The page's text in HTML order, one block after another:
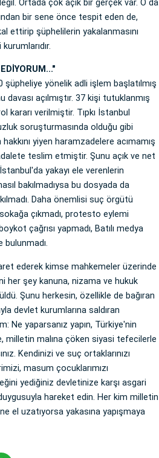
Ortada çok açık bir gerçek var. O da
bir sene önce tespit eden de,
ettirip şüphelilerin yakalanmasını
yönelik adli işlem başlatılmış
davası açılmıştır. 37 kişi tutuklanmış
kararı verilmiştir. Tıpkı İstanbul
soruşturmasında olduğu gibi
yiyen haramzadelere acımamış
teslim etmiştir. Şunu açık ve net
yakayı ele verenlerin
bakılmadıysa bu dosyada da
Daha önemlisi suç örgütü
çıkmadı, protesto eylemi
çağrısı yapmadı, Batılı medya
bulunmadı.
ederek kimse mahkemeler üzerinde
her şey kanuna, nizama ve hukuk
Şunu herkesin, özellikle de bağıran
devlet kurumlarına saldıran
Ne yaparsanız yapın, Türkiye'nin
milletin malına çöken siyasi tefecilerle
Kendinizi ve suç ortaklarınızı
masum çocuklarımızı
yediğiniz devletinize karşı asgari
hareket edin. Her kim milletin
el uzatıyorsa yakasına yapışmaya